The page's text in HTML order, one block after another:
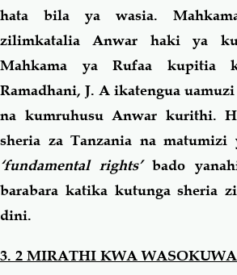
hata bila ya wasia.
zilimkatalia Anwar haki ya
Mahkama ya Rufaa kupitia
Ramadhani, J. A ikatengua
na kumruhusu Anwar kurithi.
sheria za Tanzania na
‘fundamental rights’bado
barabara katika kutunga sheria
dini.
3. 2 MIRATHI KWA